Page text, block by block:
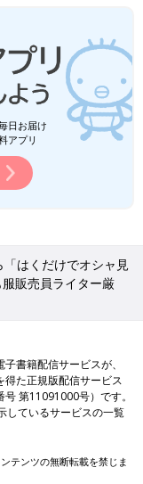
日お届け
アプリ
「はくだけでオシャ見
販売員ライター厳
書籍配信サービスが、
た正規版配信サービス
第11091000号）です。
しているサービスの一覧
テンツの無断転載を禁じま